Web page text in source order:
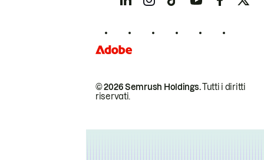
© 2026 Semrush Holdings.Tutti i diritti
riservati.